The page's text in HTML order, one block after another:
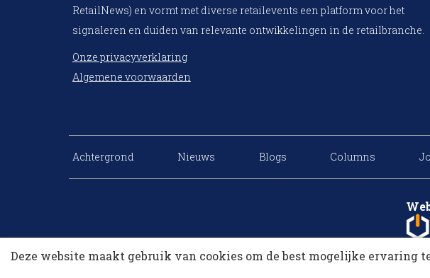
RetailNews) en vormt met diverse retailevents een platform voor het
signaleren en duiden van relevante ontwikkelingen in de retailbranche.
Onze privacyverklaring
Algemene voorwaarden
Achtergrond Nieuws Blogs Columns
Deze website maakt gebruik van cookies om de best mogelijke ervaring